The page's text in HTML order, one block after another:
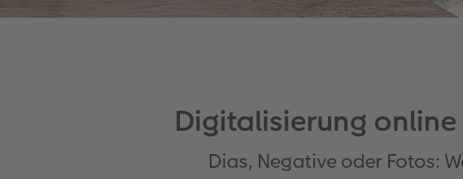
Digitalisierung
Dias, Negative oder Fotos: